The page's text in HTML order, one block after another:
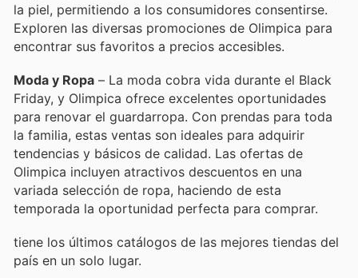
la piel, permitiendo a los consumidores consentirse.
Exploren las diversas promociones de Olimpica para
encontrar sus favoritos a precios accesibles.
Moda y Ropa – La moda cobra vida durante el Black
Friday, y Olimpica ofrece excelentes oportunidades
para renovar el guardarropa. Con prendas para toda
la familia, estas ventas son ideales para adquirir
tendencias y básicos de calidad. Las ofertas de
Olimpica incluyen atractivos descuentos en una
variada selección de ropa, haciendo de esta
temporada la oportunidad perfecta para comprar.
tiene los últimos catálogos de las mejores tiendas del
país en un solo lugar.